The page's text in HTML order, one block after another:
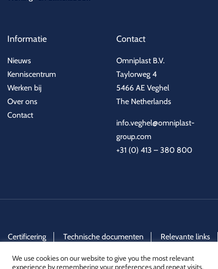
Informatie
Nieuws
Kenniscentrum
Werken bij
Over ons
Contact
Contact
Omniplast B.V.
Taylorweg 4
5466 AE Veghel
The Netherlands
info.veghel@omniplast-
group.com
+31 (0) 413 – 380 800
Certificering Technische documenten
Relevante links
We use cookies on our website to give you the most relevant
experience by remembering your preferences and repeat visits.